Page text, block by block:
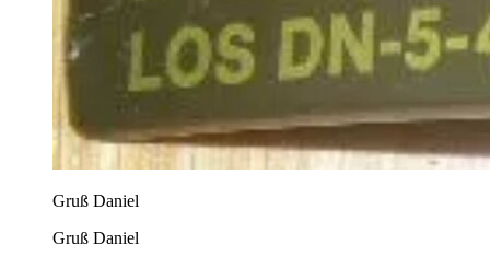
Gruß Daniel
Gruß Daniel